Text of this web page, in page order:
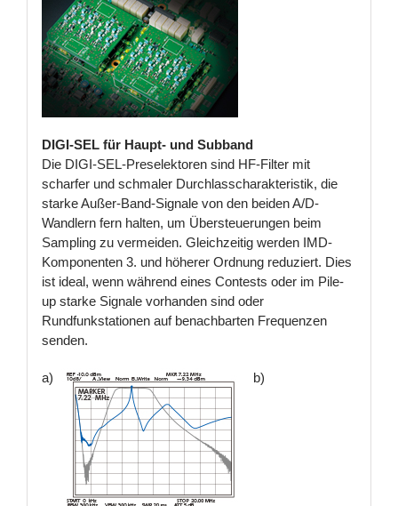
DIGI-SEL für Haupt- und Subband
Die DIGI-SEL-Preselektoren sind HF-Filter mit
scharfer und schmaler Durchlasscharakteristik, die
starke Außer-Band-Signale von den beiden A/D-
Wandlern fern halten, um Übersteuerungen beim
Sampling zu vermeiden. Gleichzeitig werden IMD-
Komponenten 3. und höherer Ordnung reduziert. Dies
ist ideal, wenn während eines Contests oder im Pile-
up starke Signale vorhanden sind oder
Rundfunkstationen auf benachbarten Frequenzen
senden.
a) b)